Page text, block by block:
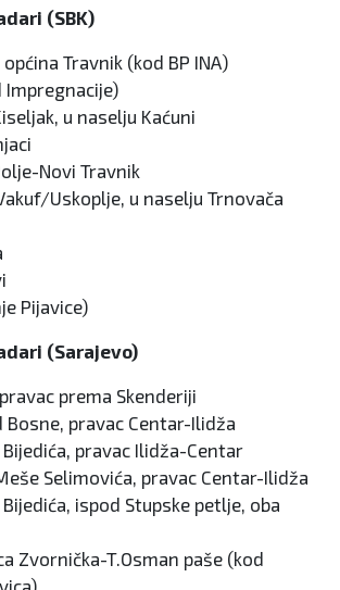
(SBK)
Travnik (kod BP INA)
Impregnacije)
u naselju Kaćuni
Novi Travnik
Uskoplje, u naselju Trnovača
Pijavice)
(Sarajevo)
prema Skenderiji
Bosne, pravac Centar-Ilidža
pravac Ilidža-Centar
Selimovića, pravac Centar-Ilidža
ispod Stupske petlje, oba
Zvornička-T.Osman paše (kod